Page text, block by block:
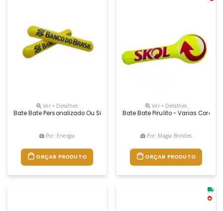
Ver + Detalhes
Bate Bate Personalizado Ou Simplesmente Batecos Personalizados.
Por: Energia
ORÇAR PRODUTO
Ver + Detalhes
Bate Bate Pirulito - Varias Cores
Por: Magia Brindes
ORÇAR PRODUTO